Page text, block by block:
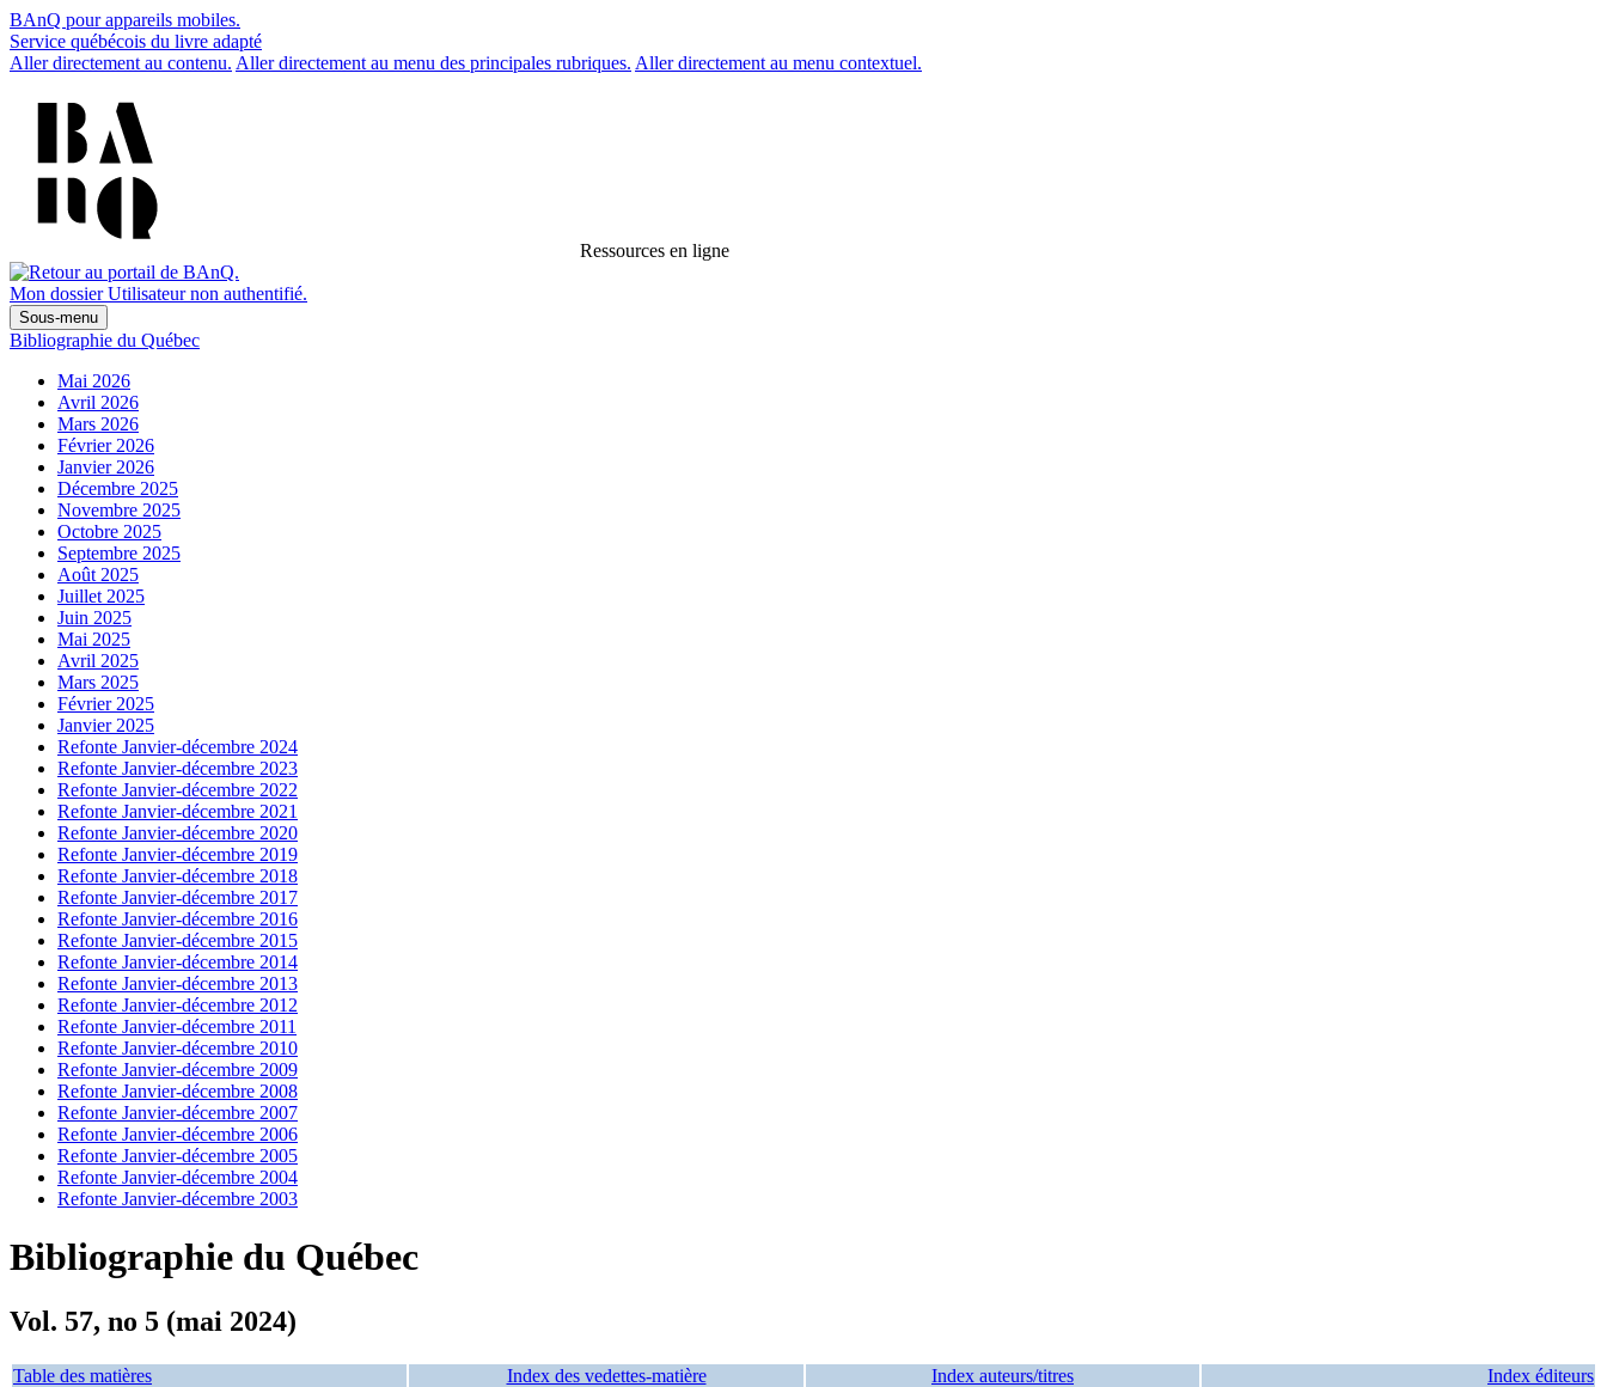
BAnQ pour appareils mobiles.
Service québécois du livre adapté
Aller directement au contenu. Aller directement au menu des principales rubriques. Aller directement au menu contextuel.
Ressources en ligne
Mon dossier Utilisateur non authentifié.
Sous-menu
Bibliographie du Québec
Mai 2026
Avril 2026
Mars 2026
Février 2026
Janvier 2026
Décembre 2025
Novembre 2025
Octobre 2025
Septembre 2025
Août 2025
Juillet 2025
Juin 2025
Mai 2025
Avril 2025
Mars 2025
Février 2025
Janvier 2025
Refonte Janvier-décembre 2024
Refonte Janvier-décembre 2023
Refonte Janvier-décembre 2022
Refonte Janvier-décembre 2021
Refonte Janvier-décembre 2020
Refonte Janvier-décembre 2019
Refonte Janvier-décembre 2018
Refonte Janvier-décembre 2017
Refonte Janvier-décembre 2016
Refonte Janvier-décembre 2015
Refonte Janvier-décembre 2014
Refonte Janvier-décembre 2013
Refonte Janvier-décembre 2012
Refonte Janvier-décembre 2011
Refonte Janvier-décembre 2010
Refonte Janvier-décembre 2009
Refonte Janvier-décembre 2008
Refonte Janvier-décembre 2007
Refonte Janvier-décembre 2006
Refonte Janvier-décembre 2005
Refonte Janvier-décembre 2004
Refonte Janvier-décembre 2003
Bibliographie du Québec
Vol. 57, no 5 (mai 2024)
Table des matières Index des vedettes-matière Index auteurs/titres Index éditeurs